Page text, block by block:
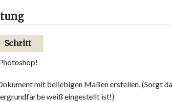
Schritt
mit beliebigen Maßen erstellen. (Sorgt
weiß eingestellt ist!)